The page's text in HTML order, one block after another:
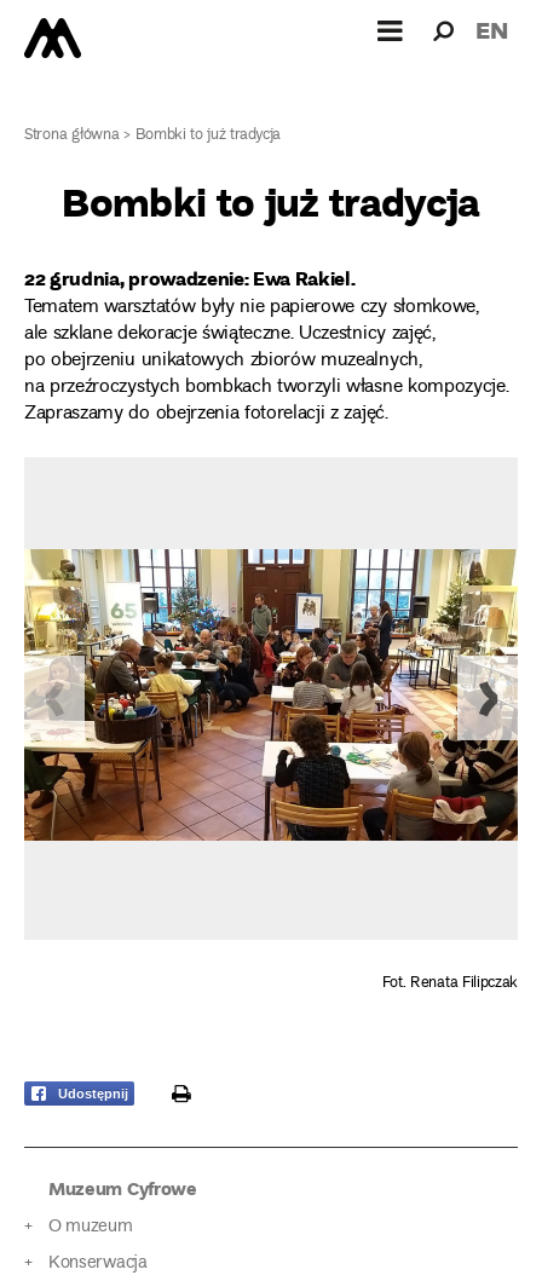
dla: EN
Strona główna> Bombki to już tradycja
Bombki to już tradycja
22 grudnia, prowadzenie: Ewa Rakiel.
Tematem warsztatów były nie papierowe czy słomkowe,
ale szklane dekoracje świąteczne. Uczestnicy zajęć,
po obejrzeniu unikatowych zbiorów muzealnych,
na przeźroczystych bombkach tworzyli własne kompozycje.
Zapraszamy do obejrzenia fotorelacji z zajęć.
Fot. Renata Filipczak
Udostępnij print
Muzeum Cyfrowe
O muzeum
Konserwacja